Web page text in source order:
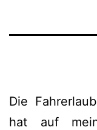
Die
hat auf